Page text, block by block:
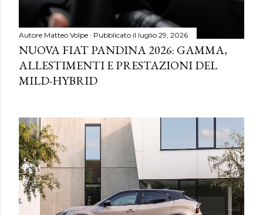
Autore Matteo Volpe Pubblicato il luglio 29, 2026
NUOVA FIAT PANDINA 2026: GAMMA,
ALLESTIMENTI E PRESTAZIONI DEL
MILD-HYBRID